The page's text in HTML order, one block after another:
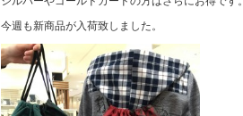
今週も新商品が入荷致しました。